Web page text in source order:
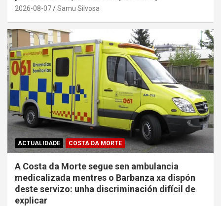
2026-08-07 Samu Silvosa
ACTUALIDADE COSTA DA MORTE
A Costa da Morte segue sen ambulancia
medicalizada mentres o Barbanza xa dispón
deste servizo: unha discriminación difícil de
explicar